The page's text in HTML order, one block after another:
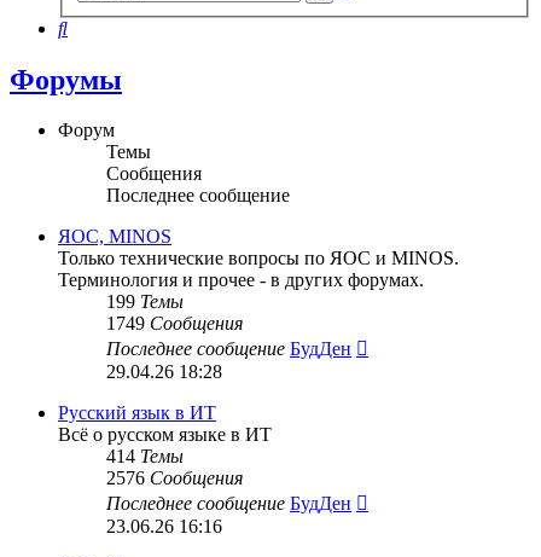
Поиск
Форумы
Форум
Темы
Сообщения
Последнее сообщение
ЯОС, MINOS
Только технические вопросы по ЯОС и MINOS.
Терминология и прочее - в других форумах.
199 Темы
1749 Сообщения
Последнее сообщение БудДен
29.04.26 18:28
Русский язык в ИТ
Всё о русском языке в ИТ
414 Темы
2576 Сообщения
Последнее сообщение БудДен
23.06.26 16:16